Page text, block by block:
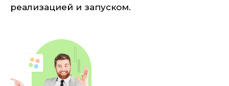
реализацией и запуском.